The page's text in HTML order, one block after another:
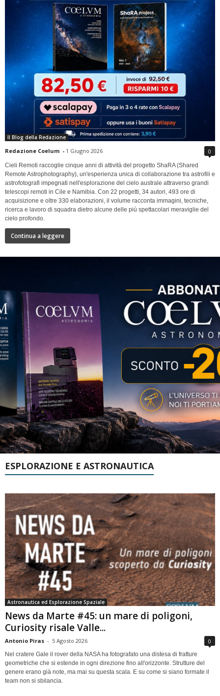
Il Blog della Redazione
Redazione Coelum - 1 Giugno 2026 0
Cieli Remoti raccoglie cinque anni di attività del progetto ShaRA (Shared
Remote Astrophotography), un'esperienza unica di collaborazione tra astrofili e
astrofotografi impegnati nell'esplorazione del cielo australe attraverso grandi
telescopi remoti in Cile e Namibia. Con 22 progetti, 34 autori, 493 ore di
acquisizione e oltre 330 elaborazioni, il volume racconta immagini, tecniche,
ricerca e lavoro di squadra dietro alcune delle più spettacolari meraviglie del
cielo profondo.
Continua a leggere
ESPLORAZIONE E ASTRONAUTICA
Astronautica ed Esplorazione Spaziale
News da Marte #45: un mare di poligoni,
Curiosity risale Valle...
Antonio Piras - 5 Agosto 2026 0
Nel cratere Gale il rover della NASA ha fotografato una distesa di fratture
geometriche che si estende in ogni direzione fino all'orizzonte. Strutture del
genere erano già note, ma mai su questa scala. E su come si siano formate il
team non si sbilancia.